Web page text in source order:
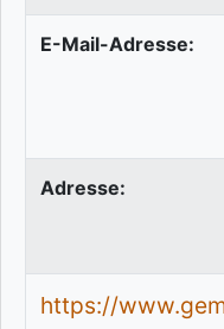
E-Mail-Adresse:
Adresse:
https://